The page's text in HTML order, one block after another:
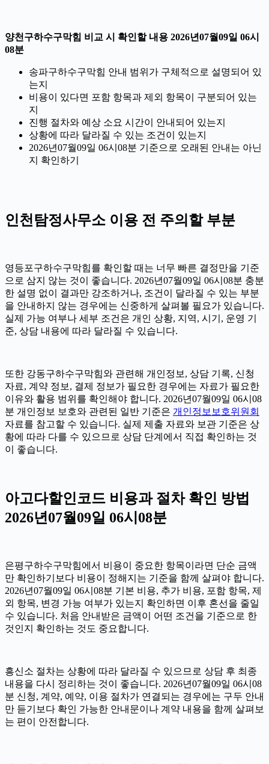
양천구하수구막힘 비교 시 확인할 내용 2026년07월09일 06시
08분
송파구하수구막힘 안내 범위가 구체적으로 설명되어 있
는지
비용이 있다면 포함 항목과 제외 항목이 구분되어 있는
지
진행 절차와 예상 소요 시간이 안내되어 있는지
상황에 따라 달라질 수 있는 조건이 있는지
2026년07월09일 06시08분 기준으로 오래된 안내는 아닌
지 확인하기
인천탐정사무소 이용 전 주의할 부분
영등포구하수구막힘를 확인할 때는 너무 빠른 결정만을 기준
으로 삼지 않는 것이 좋습니다. 2026년07월09일 06시08분 충분
한 설명 없이 결과만 강조하거나, 조건이 달라질 수 있는 부분
을 안내하지 않는 경우에는 신중하게 살펴볼 필요가 있습니다.
실제 가능 여부나 세부 조건은 개인 상황, 지역, 시기, 운영 기
준, 상담 내용에 따라 달라질 수 있습니다.
또한 강동구하수구막힘와 관련해 개인정보, 상담 기록, 신청
자료, 계약 정보, 결제 정보가 필요한 경우에는 자료가 필요한
이유와 활용 범위를 확인해야 합니다. 2026년07월09일 06시08
분 개인정보 보호와 관련된 일반 기준은 개인정보보호위원회
자료를 참고할 수 있습니다. 실제 제출 자료와 보관 기준은 상
황에 따라 다를 수 있으므로 상담 단계에서 직접 확인하는 것
이 좋습니다.
아고다할인코드 비용과 절차 확인 방법
2026년07월09일 06시08분
은평구하수구막힘에서 비용이 중요한 항목이라면 단순 금액
만 확인하기보다 비용이 정해지는 기준을 함께 살펴야 합니다.
2026년07월09일 06시08분 기본 비용, 추가 비용, 포함 항목, 제
외 항목, 변경 가능 여부가 있는지 확인하면 이후 혼선을 줄일
수 있습니다. 처음 안내받은 금액이 어떤 조건을 기준으로 한
것인지 확인하는 것도 중요합니다.
흥신소 절차는 상황에 따라 달라질 수 있으므로 상담 후 최종
내용을 다시 정리하는 것이 좋습니다. 2026년07월09일 06시08
분 신청, 계약, 예약, 이용 절차가 연결되는 경우에는 구두 안내
만 듣기보다 확인 가능한 안내문이나 계약 내용을 함께 살펴보
는 편이 안전합니다.